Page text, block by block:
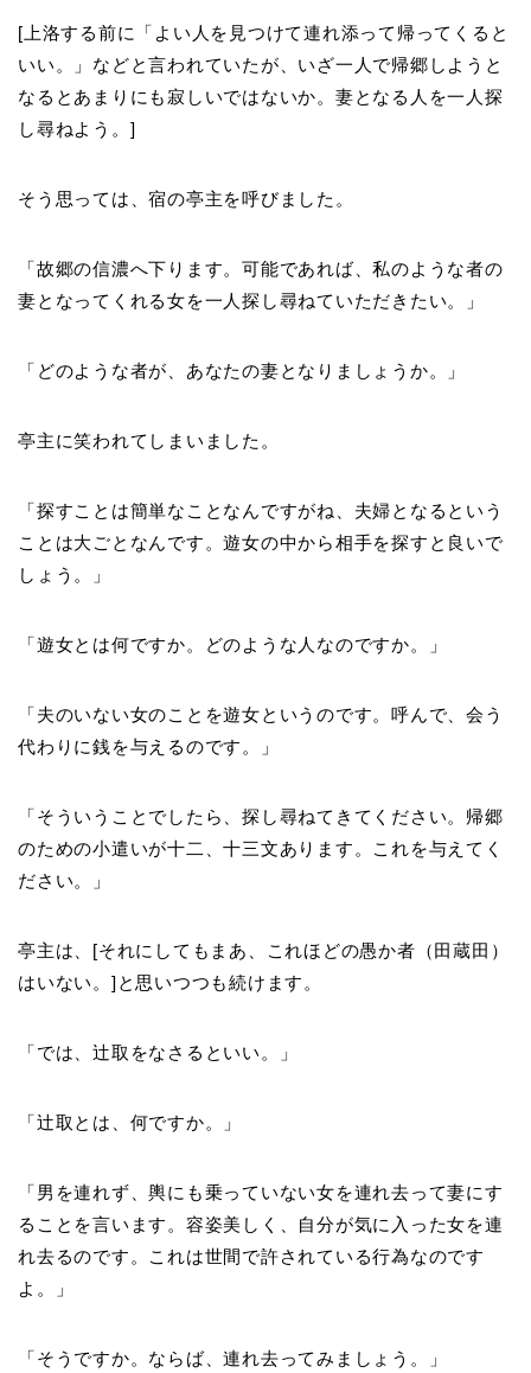
[上洛する前に「よい人を見つけて連れ添って帰ってくると
いい。」などと言われていたが、いざ一人で帰郷しようと
なるとあまりにも寂しいではないか。妻となる人を一人探
し尋ねよう。]
そう思っては、宿の亭主を呼びました。
「故郷の信濃へ下ります。可能であれば、私のような者の
妻となってくれる女を一人探し尋ねていただきたい。」
「どのような者が、あなたの妻となりましょうか。」
亭主に笑われてしまいました。
「探すことは簡単なことなんですがね、夫婦となるという
ことは大ごとなんです。遊女の中から相手を探すと良いで
しょう。」
「遊女とは何ですか。どのような人なのですか。」
「夫のいない女のことを遊女というのです。呼んで、会う
代わりに銭を与えるのです。」
「そういうことでしたら、探し尋ねてきてください。帰郷
のための小遣いが十二、十三文あります。これを与えてく
ださい。」
亭主は、[それにしてもまあ、これほどの愚か者（田蔵田）
はいない。]と思いつつも続けます。
「では、辻取をなさるといい。」
「辻取とは、何ですか。」
「男を連れず、輿にも乗っていない女を連れ去って妻にす
ることを言います。容姿美しく、自分が気に入った女を連
れ去るのです。これは世間で許されている行為なのです
よ。」
「そうですか。ならば、連れ去ってみましょう。」